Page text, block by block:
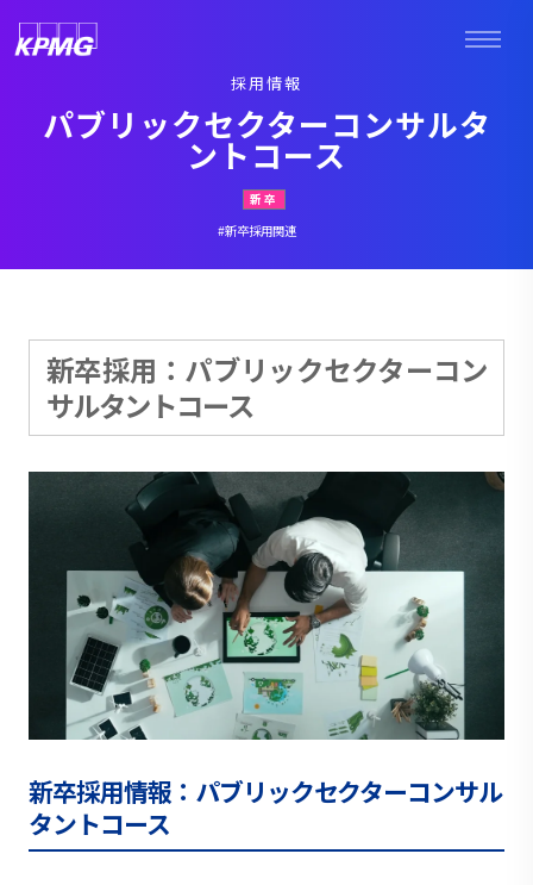
採用情報
パブリックセクターコンサルタ
ントコース
新卒
#新卒採用関連
新卒採用：パブリックセクターコン
サルタントコース
新卒採用情報：パブリックセクターコンサル
タントコース